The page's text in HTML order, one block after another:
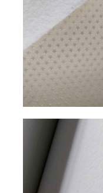
Eko Süet Malzeme
süet kumaş
Taklit süet
Solventsiz PU deri
Alcantara Deri